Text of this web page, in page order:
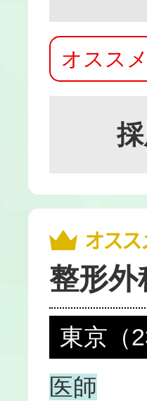
オスス
整形外
東京（
医師